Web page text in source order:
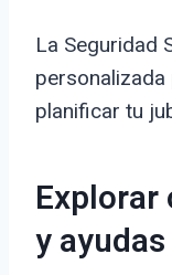
La Seguridad
planificar tu
y ayudas